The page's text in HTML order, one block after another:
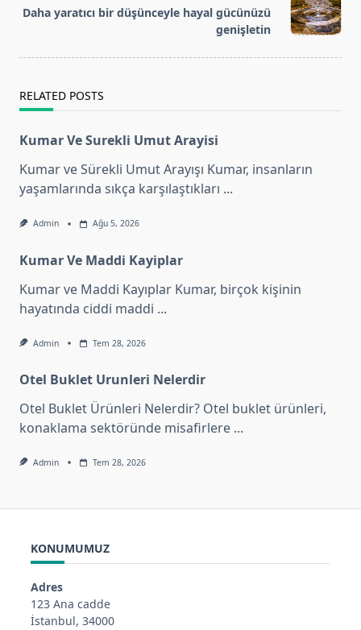
reader-
Daha yaratıcı bir düşünceyle hayal gücünüzü
genişletin
RELATED POSTS
Kumar Ve Surekli Umut Arayisi
Kumar ve Sürekli Umut Arayışı Kumar, insanların
yaşamlarında sıkça karşılaştıkları ...
Admin Ağu 5, 2026
Kumar Ve Maddi Kayiplar
Kumar ve Maddi Kayıplar Kumar, birçok kişinin
hayatında ciddi maddi ...
Admin Tem 28, 2026
Otel Buklet Urunleri Nelerdir
Otel Buklet Ürünleri Nelerdir? Otel buklet ürünleri,
konaklama sektöründe misafirlere ...
Admin Tem 28, 2026
KONUMUMUZ
Adres
123 Ana cadde
İstanbul, 34000